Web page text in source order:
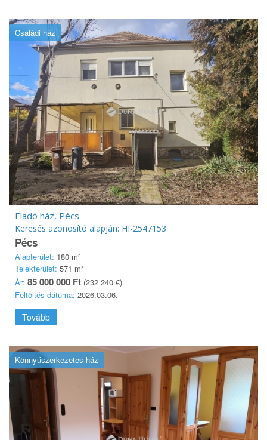
Családi ház
Eladó ház, Pécs
Keresés azonosító alapján: HI-2547153
Pécs
Alapterület: 180 m²
Telekterület: 571 m²
Ár: 85 000 000 Ft (232 240 €)
Feltöltés dátuma: 2026.03.06.
Tovább
Könnyűszerkezetes ház